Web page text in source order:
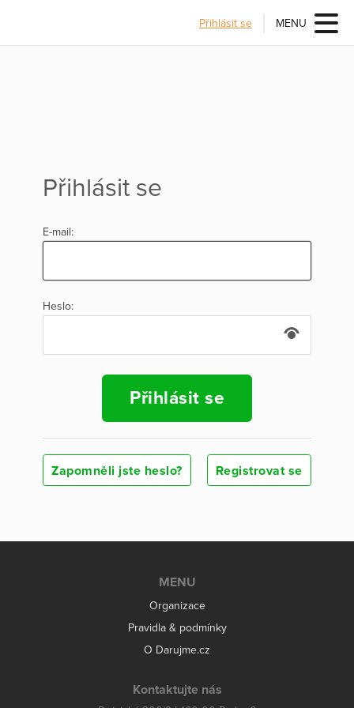
Přihlásit se MENU
Přihlásit se
E-mail:
Heslo:
Přihlásit se
Zapomněli jste heslo? Registrovat se
MENU
Organizace
Pravidla & podmínky
O Darujme.cz
Kontaktujte nás